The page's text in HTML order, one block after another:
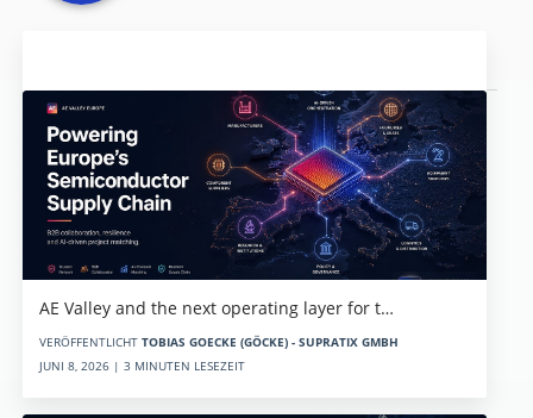
AE Valley and the next operating layer for t…
VERÖFFENTLICHT TOBIAS GOECKE (GÖCKE) - SUPRATIX GMBH
JUNI 8, 2026 | 3 MINUTEN LESEZEIT